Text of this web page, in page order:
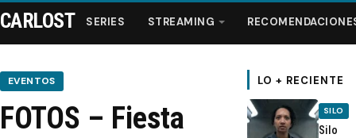
Series
CARLOST SERIES STREAMING
EVENTOS
FOTOS – Fiesta
LO + RECIENTE
SILO
Silo